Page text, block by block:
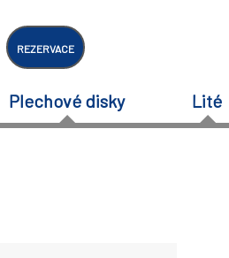
REZERVACE
Plechové disky Lité